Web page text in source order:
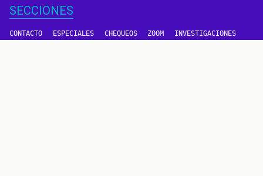
SECCIONES
CONTACTO ESPECIALES CHEQUEOS ZOOM INVESTIGACIONES